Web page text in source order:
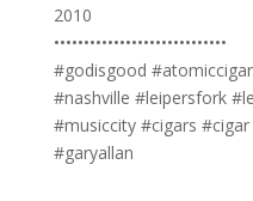
2010
•••••••••••••••••••••••••••••
#godisgood
#nashville #leipersfork
#musiccity #cigars
#garyallan